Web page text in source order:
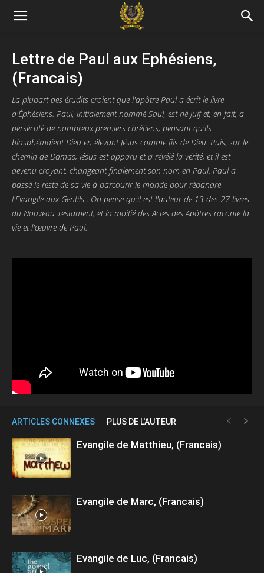
Lettre de Paul aux Ephésiens,
(Francais)
La plupart des érudits croient que l'apôtre Paul a écrit le livre
d'Éphésiens. Paul, initialement nommé Saul, est né juif et, en fait, a
persécuté de nombreux premiers chrétiens, pensant qu'ils
blasphémaient Dieu en élevant Jésus comme fils de Dieu. Puis, sur le
chemin de Damas, Jésus est apparu et a révélé la vérité, et il est
devenu croyant, changeant finalement son nom en Paul. Paul a
passé le reste de sa vie à parcourir le monde pour répandre
l'Evangile aux Gentils . On pense qu'il est l'auteur de 13 des 27 livres
du Nouveau Testament, et la moitié des Actes des Apôtres raconte la
vie et l'œuvre de Paul.
ARTICLES CONNEXES PLUS DE L'AUTEUR
Evangile de Matthieu, (Francais)
Evangile de Marc, (Francais)
Evangile de Luc, (Francais)